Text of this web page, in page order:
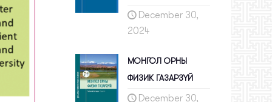
December 30,
2024
МОНГОЛ ОРНЫ
ФИЗИК ГАЗАРЗҮЙ
December 30,